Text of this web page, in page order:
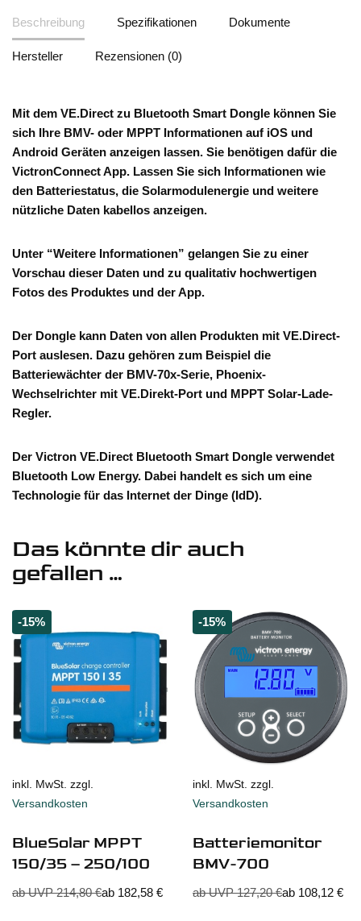
Beschreibung Spezifikationen Dokumente
Hersteller Rezensionen (0)
Mit dem VE.Direct zu Bluetooth Smart Dongle können Sie
sich Ihre BMV- oder MPPT Informationen auf iOS und
Android Geräten anzeigen lassen. Sie benötigen dafür die
VictronConnect App. Lassen Sie sich Informationen wie
den Batteriestatus, die Solarmodulenergie und weitere
nützliche Daten kabellos anzeigen.
Unter “Weitere Informationen” gelangen Sie zu einer
Vorschau dieser Daten und zu qualitativ hochwertigen
Fotos des Produktes und der App.
Der Dongle kann Daten von allen Produkten mit VE.Direct-
Port auslesen. Dazu gehören zum Beispiel die
Batteriewächter der BMV-70x-Serie, Phoenix-
Wechselrichter mit VE.Direkt-Port und MPPT Solar-Lade-
Regler.
Der Victron VE.Direct Bluetooth Smart Dongle verwendet
Bluetooth Low Energy. Dabei handelt es sich um eine
Technologie für das Internet der Dinge (IdD).
Das könnte dir auch
gefallen …
-15%
inkl. MwSt. zzgl.
Versandkosten
BlueSolar MPPT
150/35 – 250/100
ab UVP214,80€ab 182,58 €
-15%
inkl. MwSt. zzgl.
Versandkosten
Batteriemonitor
BMV-700
ab UVP127,20€ab 108,12 €